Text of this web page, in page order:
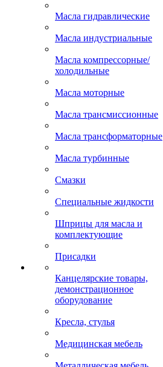
Масла гидравлические
Масла индустриальные
Масла компрессорные/
холодильные
Масла моторные
Масла трансмиссионные
Масла трансформаторные
Масла турбинные
Смазки
Специальные жидкости
Шприцы для масла и
комплектующие
Присадки
Канцелярские товары,
демонстрационное
оборудование
Кресла, стулья
Медицинская мебель